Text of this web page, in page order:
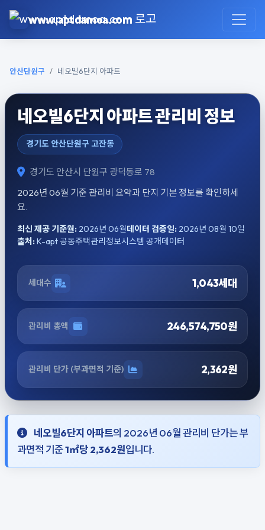
www.aptdamoa.com
안산단원구 네오빌6단지 아파트
네오빌6단지 아파트 관리비 정보
경기도 안산단원구 고잔동
경기도 안산시 단원구 광덕동로 78
2026년 06월 기준 관리비 요약과 단지 기본 정보를 확인하세
요.
최신 제공 기준월: 2026년 06월데이터 검증일: 2026년 08월 10일
출처:K-apt 공동주택관리정보시스템 공개데이터
세대수 1,043세대
관리비 총액 246,574,750원
관리비 단가 (부과면적 기준) 2,362원
네오빌6단지 아파트의 2026년 06월 관리비 단가는 부
과면적 기준1㎡당 2,362원입니다.